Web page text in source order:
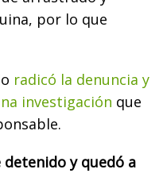
por lo que
radicó la denuncia y
investigación que
detenido y quedó a